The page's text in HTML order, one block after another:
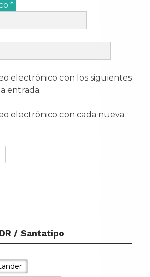
*
electrónico con los siguientes
entrada.
electrónico con cada nueva
/ Santatipo